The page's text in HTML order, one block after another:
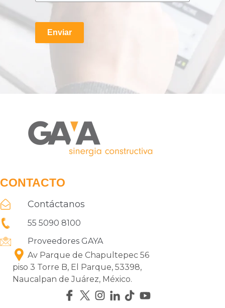
Enviar
CONTACTO
Contáctanos
55 5090 8100
Proveedores GAYA
Av Parque de Chapultepec 56
piso 3 Torre B, El Parque, 53398,
Naucalpan de Juárez, México.